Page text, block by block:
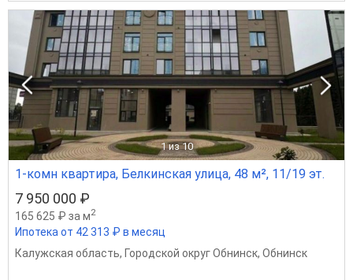
1 из 10
1-комн квартира, Белкинская улица, 48 м², 11/19 эт.
7 950 000 ₽
165 625 ₽ за м2
Ипотека от 42 313 ₽ в месяц
Калужская область, Городской округ Обнинск, Обнинск